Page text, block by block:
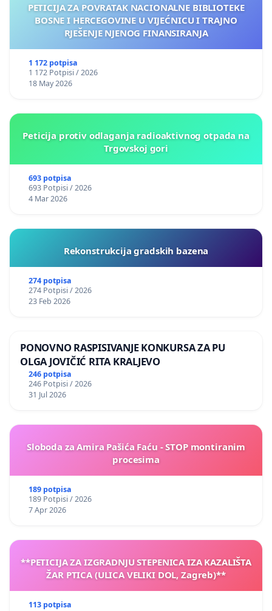
PETICIJA ZA POVRATAK NACIONALNE BIBLIOTEKE
BOSNE I HERCEGOVINE U VIJEĆNICU I TRAJNO
RJEŠENJE NJENOG FINANSIRANJA
1 172 potpisa
1 172 Potpisi / 2026
18 May 2026
Peticija protiv odlaganja radioaktivnog otpada na
Trgovskoj gori
693 potpisa
693 Potpisi / 2026
4 Mar 2026
Rekonstrukcija gradskih bazena
274 potpisa
274 Potpisi / 2026
23 Feb 2026
PONOVNO RASPISIVANJE KONKURSA ZA PU
OLGA JOVIČIĆ RITA KRALJEVO
246 potpisa
246 Potpisi / 2026
31 Jul 2026
Sloboda za Amira Pašića Faću - STOP montiranim
procesima
189 potpisa
189 Potpisi / 2026
7 Apr 2026
**PETICIJA ZA IZGRADNJU STEPENICA IZA KAZALIŠTA
ŽAR PTICA (ULICA VELIKI DOL, Zagreb)**
113 potpisa